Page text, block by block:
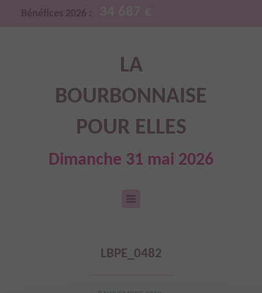
Bénéfices 2026 :
LA
BOURBONNAISE
POUR ELLES
Dimanche 31 mai 2026
LBPE_0482